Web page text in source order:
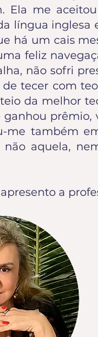
Ela me
língua inglesa
há um cais
feliz
não sofri
tecer com
da melhor
me também
aquela,
a